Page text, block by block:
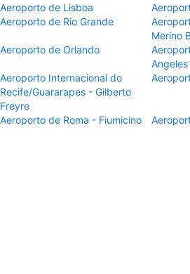
Aeroporto de Lisboa
Aeroporto de Rio Grande
Merino
Aeroporto de Orlando
Angeles
Aeroporto Internacional do
Recife/Guararapes - Gilberto
Freyre
Aeroporto de Roma - Fiumicino